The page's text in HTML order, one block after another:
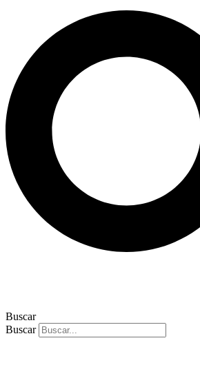
Buscar
Buscar